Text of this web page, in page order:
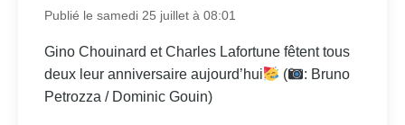
Publié le samedi 25 juillet à 08:01
Gino Chouinard et Charles Lafortune fêtent tous
deux leur anniversaire aujourd’hui
(
: Bruno
Petrozza / Dominic Gouin)